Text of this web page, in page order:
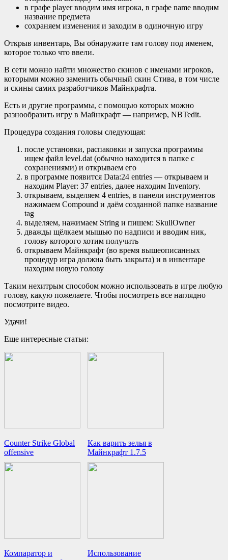
в графе player вводим имя игрока, в графе name вводим
название предмета
сохраняем изменения и заходим в одиночную игру
Открыв инвентарь, Вы обнаружите там голову под именем,
которое только что ввели.
В сети можно найти множество скинов с именами игроков,
которыми можно заменить обычный скин Стива, в том числе
и скины самих разработчиков Майнкрафта.
Есть и другие программы, с помощью которых можно
разнообразить игру в Майнкрафт — например, NBTedit.
Процедура создания головы следующая:
после установки, распаковки и запуска программы
ищем файл level.dat (обычно находится в папке с
сохранениями) и открываем его
в программе появится Data:24 entries — открываем и
находим Player: 37 entries, далее находим Inventory.
открываем, выделяем 4 entries, в панели инструментов
нажимаем Compound и даём созданной папке название
tag
выделяем, нажимаем String и пишем: SkullOwner
дважды щёлкаем мышью по надписи и вводим ник,
голову которого хотим получить
открываем Майнкрафт (во время вышеописанных
процедур игра должна быть закрыта) и в инвентаре
находим новую голову
Таким нехитрым способом можно использовать в игре любую
голову, какую пожелаете. Чтобы посмотреть все наглядно
посмотрите видео.
Удачи!
Еще интересные статьи:
Counter Strike Global
offensive
Как варить зелья в
Майнкрафт 1.7.5
Компаратор и
Использование